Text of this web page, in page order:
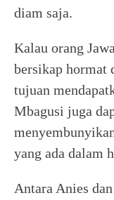
diam saja.
Kalau orang
bersikap hormat
tujuan
Mbagusi juga
yang ada dalam
Antara Anies